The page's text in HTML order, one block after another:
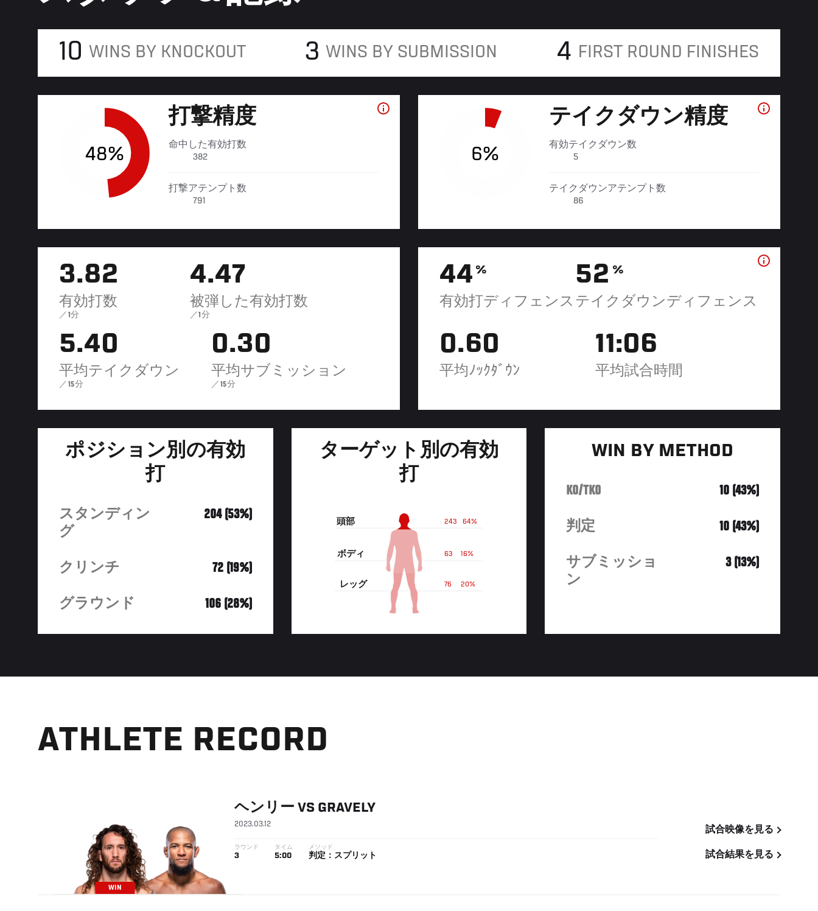
10 WINS BY KNOCKOUT 3 WINS BY SUBMISSION 4 FIRST ROUND FINISHES
48%
打撃精度
命中した有効打数
382
打撃アテンプト数
791
6%
テイクダウン精度
有効テイクダウン数
5
テイクダウンアテンプト数
86
3.82
有効打数
／1分
4.47
被弾した有効打数
／1分
5.40
平均テイクダウン
／15分
0.30
平均サブミッション
／15分
44 %
有効打ディフェンス
52 %
テイクダウンディフェンス
0.60
平均ﾉｯｸﾀﾞｳﾝ
11:06
平均試合時間
ポジション別の有効
打
スタンディン
グ
204 (53%)
クリンチ 72 (19%)
グラウンド 106 (28%)
ターゲット別の有効
打
64%
243
頭部
16%
63
ボディ
20%
76
レッグ
WIN BY METHOD
KO/TKO 10 (43%)
判定 10 (43%)
サブミッショ
ン
3 (13%)
ATHLETE RECORD
WIN
ヘンリー VS GRAVELY
2023.03.12
ラウンド
3
タイム
5:00
メソッド
判定：スプリット
試合映像を見る
試合結果を見る